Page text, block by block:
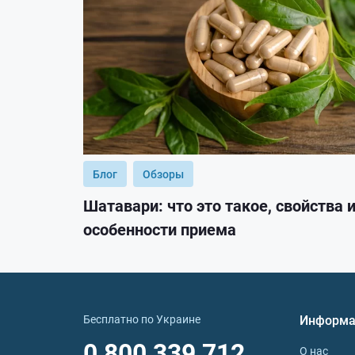
Блог Обзоры
Шатавари: что это такое, свойства и
особенности приема
Бесплатно по Украине
О нас